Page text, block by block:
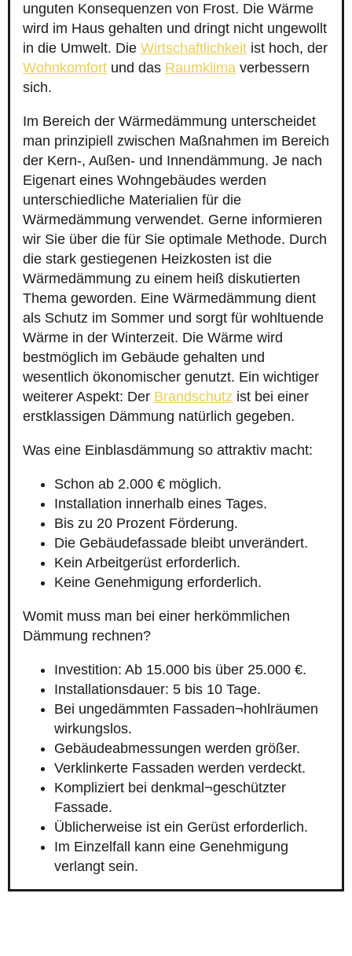
unguten Konsequenzen von Frost. Die Wärme
wird im Haus gehalten und dringt nicht ungewollt
in die Umwelt. Die Wirtschaftlichkeit ist hoch, der
Wohnkomfort und das Raumklima verbessern
sich.
Im Bereich der Wärmedämmung unterscheidet
man prinzipiell zwischen Maßnahmen im Bereich
der Kern-, Außen- und Innendämmung. Je nach
Eigenart eines Wohngebäudes werden
unterschiedliche Materialien für die
Wärmedämmung verwendet. Gerne informieren
wir Sie über die für Sie optimale Methode. Durch
die stark gestiegenen Heizkosten ist die
Wärmedämmung zu einem heiß diskutierten
Thema geworden. Eine Wärmedämmung dient
als Schutz im Sommer und sorgt für wohltuende
Wärme in der Winterzeit. Die Wärme wird
bestmöglich im Gebäude gehalten und
wesentlich ökonomischer genutzt. Ein wichtiger
weiterer Aspekt: Der Brandschutz ist bei einer
erstklassigen Dämmung natürlich gegeben.
Was eine Einblasdämmung so attraktiv macht:
Schon ab 2.000 € möglich.
Installation innerhalb eines Tages.
Bis zu 20 Prozent Förderung.
Die Gebäudefassade bleibt unverändert.
Kein Arbeitgerüst erforderlich.
Keine Genehmigung erforderlich.
Womit muss man bei einer herkömmlichen
Dämmung rechnen?
Investition: Ab 15.000 bis über 25.000 €.
Installationsdauer: 5 bis 10 Tage.
Bei ungedämmten Fassaden¬hohlräumen
wirkungslos.
Gebäudeabmessungen werden größer.
Verklinkerte Fassaden werden verdeckt.
Kompliziert bei denkmal¬geschützter
Fassade.
Üblicherweise ist ein Gerüst erforderlich.
Im Einzelfall kann eine Genehmigung
verlangt sein.